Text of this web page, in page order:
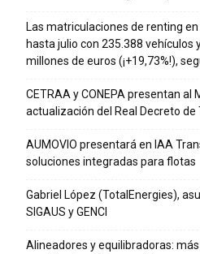
Las matriculaciones de renting
hasta julio con 235.388 vehículos
millones de euros (¡+19,73%!),
CETRAA y CONEPA presentan
actualización del Real Decreto de
AUMOVIO presentará en IAA
soluciones integradas para flotas
Gabriel López (TotalEnergies),
SIGAUS y GENCI
Alineadores y equilibradoras: